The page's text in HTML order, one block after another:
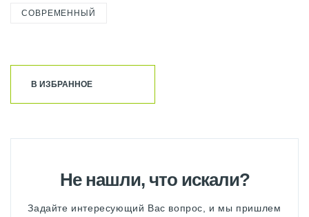
СОВРЕМЕННЫЙ
В ИЗБРАННОЕ
Не нашли, что искали?
Задайте интересующий Вас вопрос, и мы пришлем